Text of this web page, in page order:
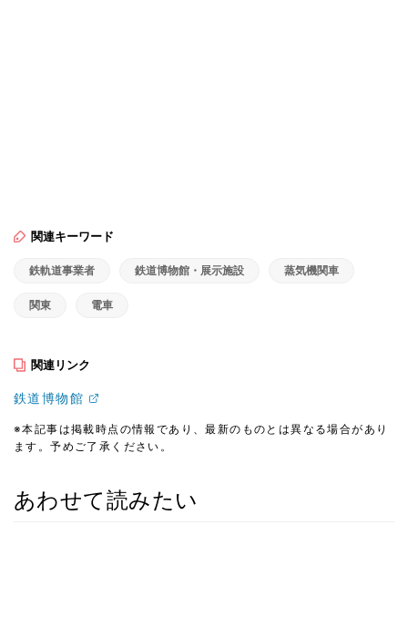
関連キーワード
鉄軌道事業者 鉄道博物館・展示施設 蒸気機関車
関東 電車
関連リンク
鉄道博物館
※本記事は掲載時点の情報であり、最新のものとは異なる場合があり
ます。予めご了承ください。
あわせて読みたい